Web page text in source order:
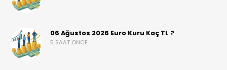
06 Ağustos 2026 Euro Kuru Kaç TL ?
5 SAAT ÖNCE